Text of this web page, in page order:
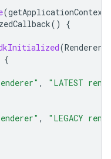
(getApplicationContext
()
{
(Renderer
{
,
"LATEST
,
"LEGACY